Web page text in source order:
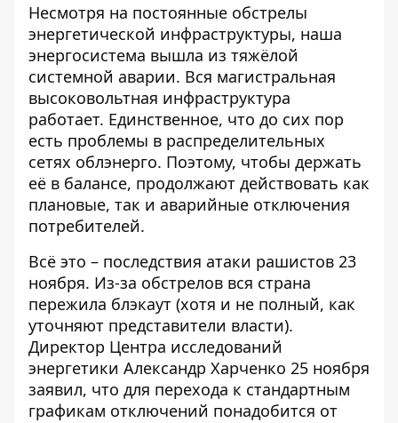
Несмотря на постоянные обстрелы
энергетической инфраструктуры, наша
энергосистема вышла из тяжёлой
системной аварии. Вся магистральная
высоковольтная инфраструктура
работает. Единственное, что до сих пор
есть проблемы в распределительных
сетях облэнерго. Поэтому, чтобы держать
её в балансе, продолжают действовать как
плановые, так и аварийные отключения
потребителей.
Всё это – последствия атаки рашистов 23
ноября. Из-за обстрелов вся страна
пережила блэкаут (хотя и не полный, как
уточняют представители власти).
Директор Центра исследований
энергетики Александр Харченко 25 ноября
заявил, что для перехода к стандартным
графикам отключений понадобится от